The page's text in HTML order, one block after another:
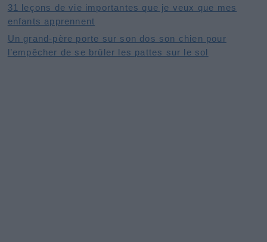
31 leçons de vie importantes que je veux que mes
enfants apprennent
Un grand-père porte sur son dos son chien pour
l’empêcher de se brûler les pattes sur le sol